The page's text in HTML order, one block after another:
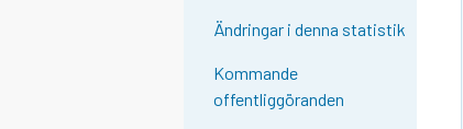
Ändringar i denna statistik
Kommande
offentliggöranden